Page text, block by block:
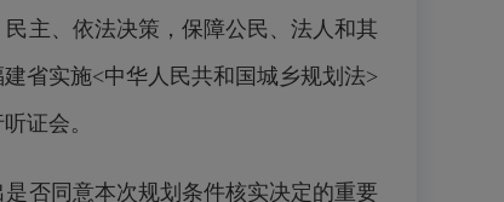
主、依法决策，保障公民、法人和其
省实施<中华人民共和国城乡规划法>
证会。
否同意本次规划条件核实决定的重要